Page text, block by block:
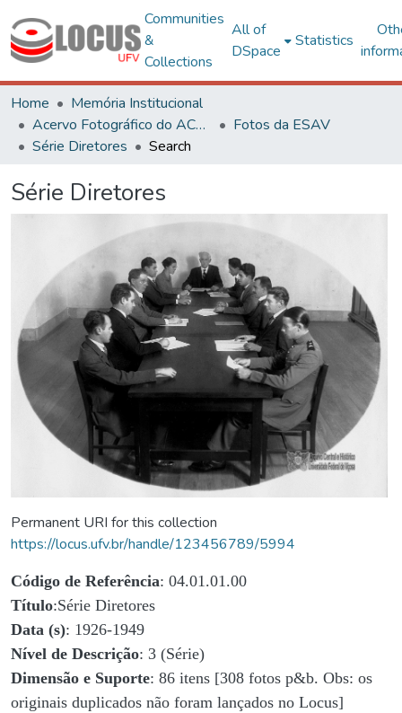
Communities
&
Collections
All of
DSpace
Statistics
Home
Memória Institucional
Acervo Fotográfico do ACH-UFV
Fotos da ESAV
Série Diretores
Search
Série Diretores
Permanent URI for this collection
https://locus.ufv.br/handle/123456789/5994
Código de Referência: 04.01.01.00
Título:Série Diretores
Data (s): 1926-1949
Nível de Descrição: 3 (Série)
Dimensão e Suporte: 86 itens [308 fotos p&b. Obs: os
originais duplicados não foram lançados no Locus]